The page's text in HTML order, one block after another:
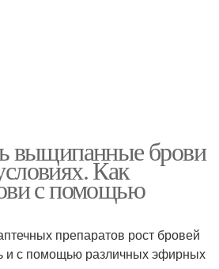
выщипанные брови
Как
с помощью
препаратов рост бровей
и с помощью различных эфирных